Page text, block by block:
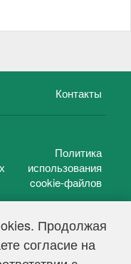
Продолжая
согласие на
Контакты
Политика
использования
cookie-файлов